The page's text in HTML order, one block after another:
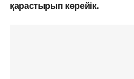
қарастырып көрейік.